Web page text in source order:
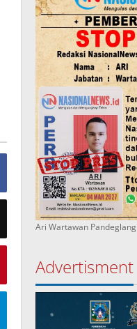
Ari Wartawan Pandeglang
Advertisment